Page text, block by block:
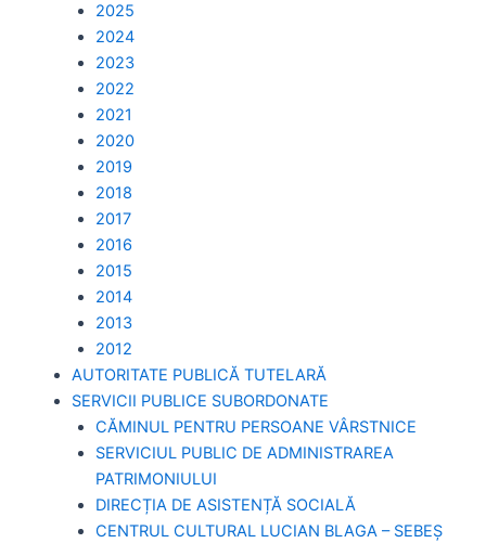
2025
2024
2023
2022
2021
2020
2019
2018
2017
2016
2015
2014
2013
2012
AUTORITATE PUBLICĂ TUTELARĂ
SERVICII PUBLICE SUBORDONATE
CĂMINUL PENTRU PERSOANE VÂRSTNICE
SERVICIUL PUBLIC DE ADMINISTRAREA
PATRIMONIULUI
DIRECȚIA DE ASISTENȚĂ SOCIALĂ
CENTRUL CULTURAL LUCIAN BLAGA – SEBEȘ